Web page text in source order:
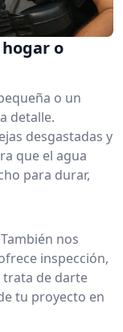
o
o un
detalle.
desgastadas y
que el agua
para durar,
nos
inspección,
trata de darte
tu proyecto en